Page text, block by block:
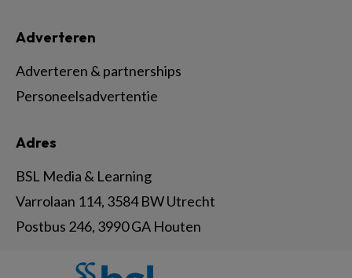
Adres
BSL Media & Learning
Varrolaan 114, 3584 BW Utrecht
Postbus 246, 3990 GA Houten
Adverteren
Adverteren & partnerships
Personeelsadvertentie